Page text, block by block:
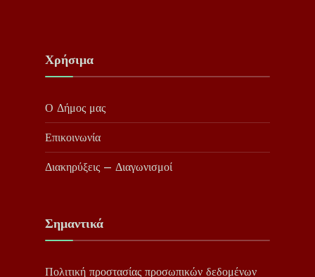
Χρήσιμα
Ο Δήμος μας
Επικοινωνία
Διακηρύξεις – Διαγωνισμοί
Σημαντικά
Πολιτική προστασίας προσωπικών δεδομένων